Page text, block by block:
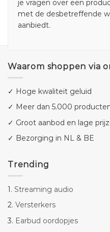
je vragen over een
met de desbetreffende
aanbiedt.
Waarom shoppen via
✓ Hoge kwaliteit geluid
✓ Meer dan 5.000
✓ Groot aanbod en lage
✓ Bezorging in NL & BE
Trending
1. Streaming audio
2. Versterkers
3. Earbud oordopjes